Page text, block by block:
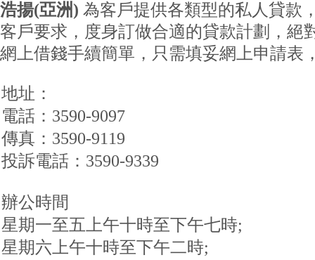
浩揚(亞洲) 為客戶提供各類型的私人貸款
客戶要求，度身訂做合適的貸款計劃，絕
網上借錢手續簡單，只需填妥網上申請表
地址：
電話：3590-9097
傳真：3590-9119
投訴電話：3590-9339
辦公時間
星期一至五上午十時至下午七時;
星期六上午十時至下午二時;